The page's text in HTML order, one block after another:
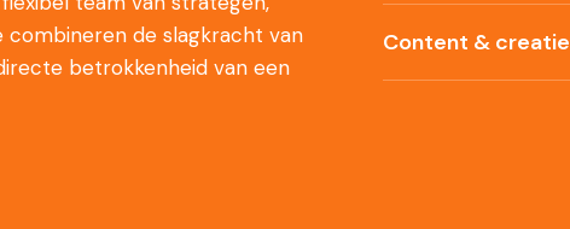
combineren de slagkracht van
betrokkenheid van een
Content & creatie